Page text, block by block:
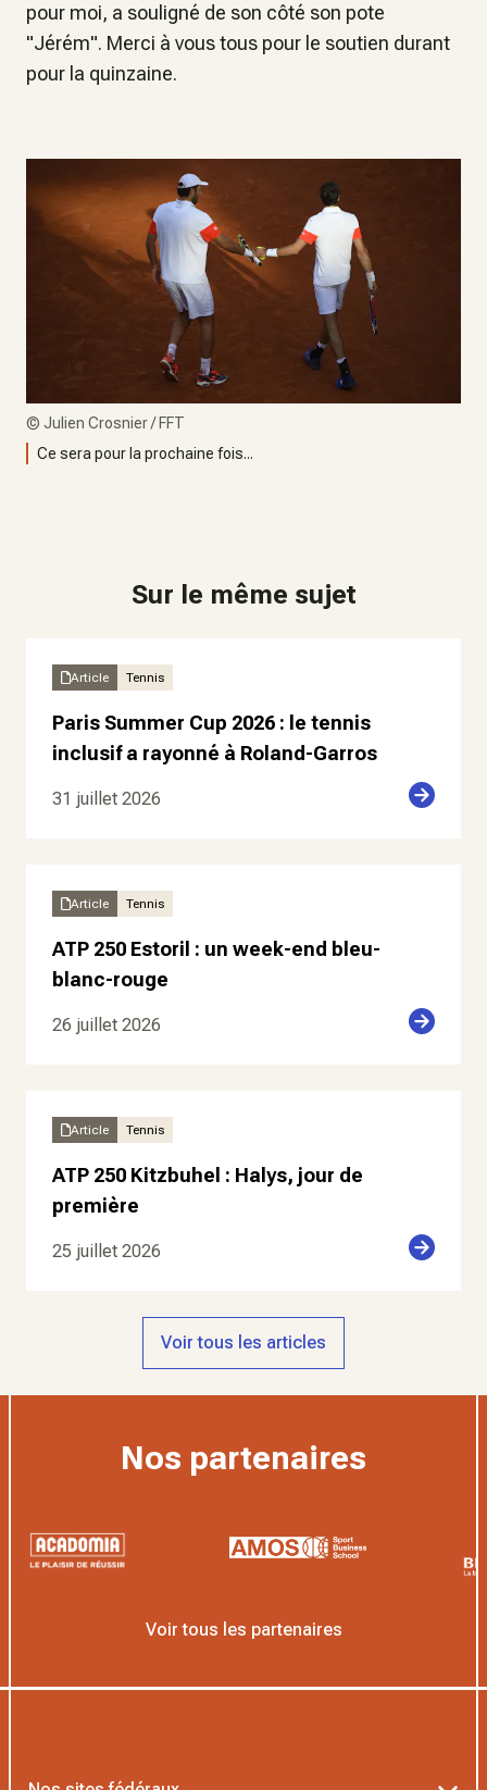
pour moi, a souligné de son côté son pote
"Jérém". Merci à vous tous pour le soutien durant
pour la quinzaine.
© Julien Crosnier / FFT
Ce sera pour la prochaine fois...
Sur le même sujet
Article Tennis
Paris Summer Cup 2026 : le tennis
inclusif a rayonné à Roland-Garros
31 juillet 2026
Article Tennis
ATP 250 Estoril : un week-end bleu-
blanc-rouge
26 juillet 2026
Article Tennis
ATP 250 Kitzbuhel : Halys, jour de
première
25 juillet 2026
Voir tous les articles
Nos partenaires
Voir tous les partenaires